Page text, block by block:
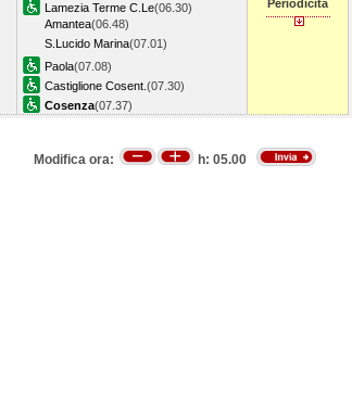
Lamezia Terme C.Le(06.30)
Amantea(06.48)
S.Lucido Marina(07.01)
Paola(07.08)
Castiglione Cosent. (07.30)
Cosenza(07.37)
Periodicità
Modifica ora: h: 05.00